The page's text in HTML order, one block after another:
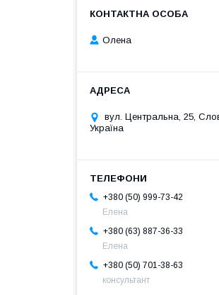
Олена
вул. Центральна, 25,
Україна
+380 (50) 999-73-42
Елена
+380 (63) 887-36-33
Елена
+380 (50) 701-38-63
консультант